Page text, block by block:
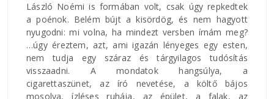
László Noémi is formában volt, csak úgy repkedtek
a poénok. Belém bújt a kisördög, és nem hagyott
nyugodni: mi volna, ha mindezt versben írnám meg?
…úgy éreztem, azt, ami igazán lényeges egy esten,
nem tudja egy száraz és tárgyilagos tudósítás
visszaadni. A mondatok hangsúlya, a
cigarettaszünet, az író nevetése, a költő bájos
mosolya, ízléses ruhája, az épület, a falak, az